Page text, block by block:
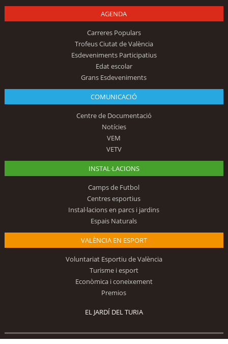
AGENDA
Carreres Populars
Trofeus Ciutat de València
Esdeveniments Participatius
Edat escolar
Grans Esdeveniments
COMUNICACIÓ
Centre de Documentació
Notícies
VEM
VETV
INSTAL·LACIONS
Camps de Futbol
Centres esportius
Instal·lacions en parcs i jardins
Espais Naturals
VALÈNCIA EN ESPORT
Voluntariat Esportiu de València
Turisme i esport
Econòmica i coneixement
Premios
EL JARDÍ DEL TURIA